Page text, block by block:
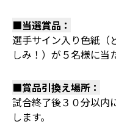
■当選賞品：
選手サイン入り色紙（
しみ！）が５名様に当
■賞品引換え場所：
試合終了後３０分以内
します。